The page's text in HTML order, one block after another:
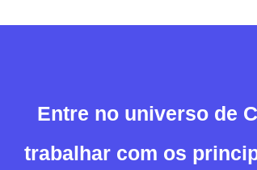
Entre no universo de
trabalhar com os